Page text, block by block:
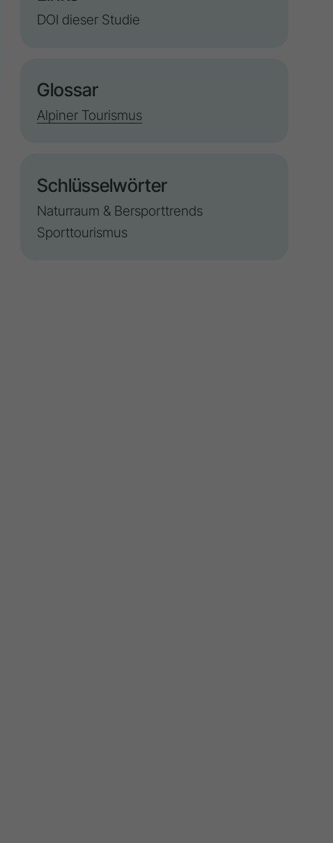
DOI dieser Studie
Glossar
Alpiner Tourismus
Schlüsselwörter
Naturraum & Bersporttrends
Sporttourismus